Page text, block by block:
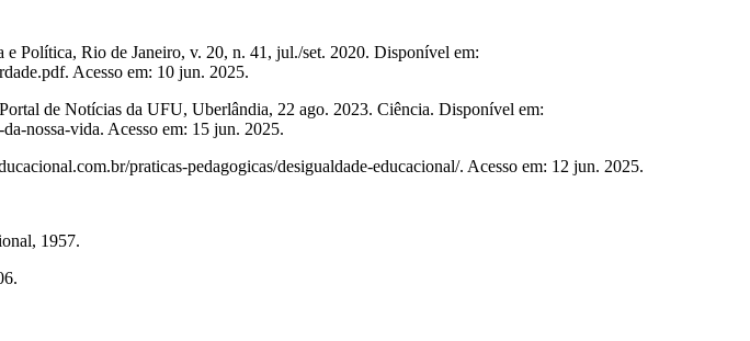
Política, Rio de Janeiro, v. 20, n. 41, jul./set. 2020. Disponível em:
Acesso em: 10 jun. 2025.
de Notícias da UFU, Uberlândia, 22 ago. 2023. Ciência. Disponível em:
nossa-vida. Acesso em: 15 jun. 2025.
praticas-pedagogicas/desigualdade-educacional/. Acesso em: 12 jun. 2025.
1957.